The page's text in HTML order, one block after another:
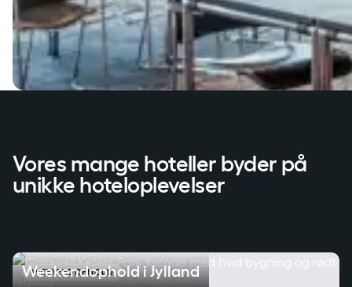
Vores mange hoteller byder på
unikke hoteloplevelser
Weekendophold i Jylland
WEEKENDOPHOLD
Weekendophold i Jylland